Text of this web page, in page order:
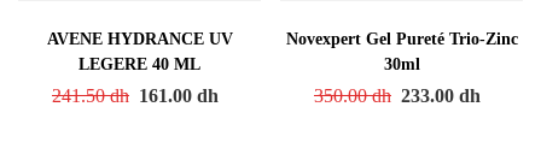
AVENE HYDRANCE UV
LEGERE 40 ML
241.50dh 161.00 dh
Novexpert Gel Pureté Trio-Zinc
30ml
350.00dh 233.00 dh